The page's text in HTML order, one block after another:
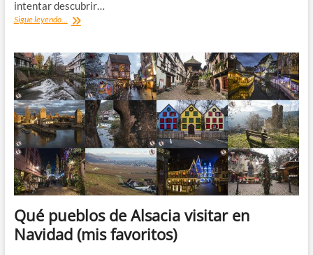
intentar descubrir…
Sigue leyendo... Postal
tanto
de
noche
como
de
día
Qué pueblos de Alsacia visitar en
Navidad (mis favoritos)